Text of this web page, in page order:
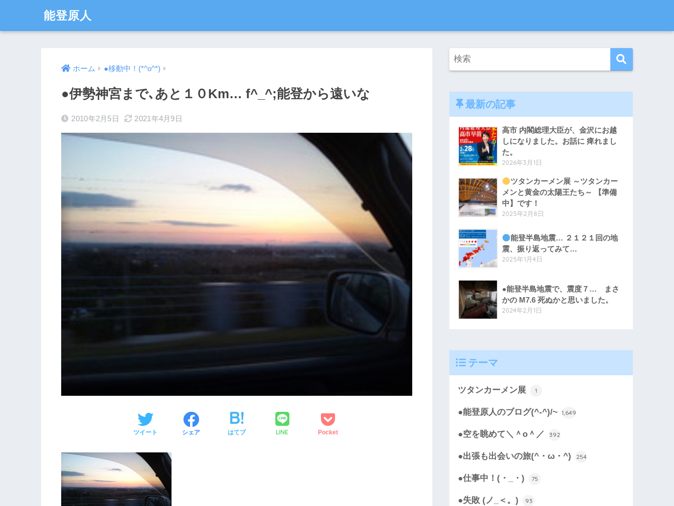
能登原人
ホーム ●移動中！(*^o^*)
●伊勢神宮まで､あと１０Km… f^_^;能登から遠いな
2010年2月5日 2021年4月9日
ツイート シェア はてブ LINE Pocket
最新の記事
高市 内閣総理大臣が、金沢にお越
しになりました。お話に 痺れまし
た。
2026年3月1日
ツタンカーメン展 ～ツタンカー
メンと黄金の太陽王たち～ 【準備
中】です！
2025年2月8日
能登半島地震… ２１２１回の地
震、振り返ってみて…
2025年1月4日
●能登半島地震で、震度７… まさ
かの M7.6 死ぬかと思いました。
2024年2月1日
テーマ
ツタンカーメン展 1
●能登原人のブログ(^-^)/~ 1,649
●空を眺めて＼＾o＾／ 392
●出張も出会いの旅(^・ω・^) 254
●仕事中！(・_・) 75
●失敗 (ノ_＜。) 93